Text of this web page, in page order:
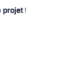
projet !